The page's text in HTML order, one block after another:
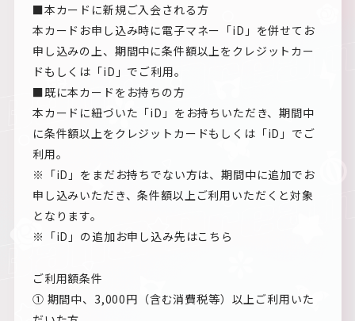
■本カードに新規ご入会される方
本カードお申し込み時に電子マネー「iD」を併せてお
申し込みの上、期間中に条件額以上をクレジットカー
ドもしくは「iD」でご利用。
■既に本カードをお持ちの方
本カードに紐づいた「iD」をお持ちいただき、期間中
に条件額以上をクレジットカードもしくは「iD」でご
利用。
※「iD」をまだお持ちでない方は、期間中に追加でお
申し込みいただき、条件額以上ご利用いただくと対象
となります。
※「iD」の追加お申し込み先はこちら
ご利用額条件
① 期間中、3,000円（含む消費税等）以上ご利用いた